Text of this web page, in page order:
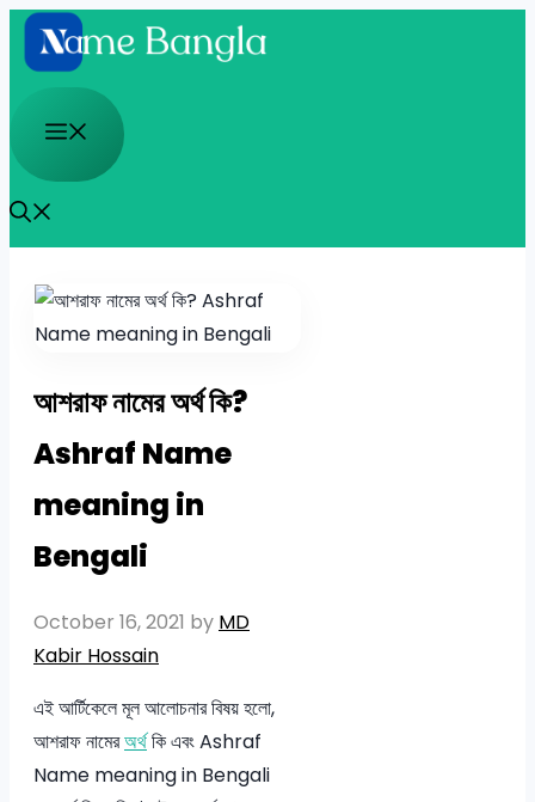
Skip
to
content
Menu
আশরাফ নামের অর্থ কি?
Ashraf Name
meaning in
Bengali
October 16, 2021 by MD
Kabir Hossain
এই আর্টিকেলে মূল আলোচনার বিষয় হলো,
আশরাফ নামেরঅর্থকি এবং Ashraf
Name meaning in Bengali